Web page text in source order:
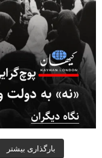
بارگذاری بیشتر